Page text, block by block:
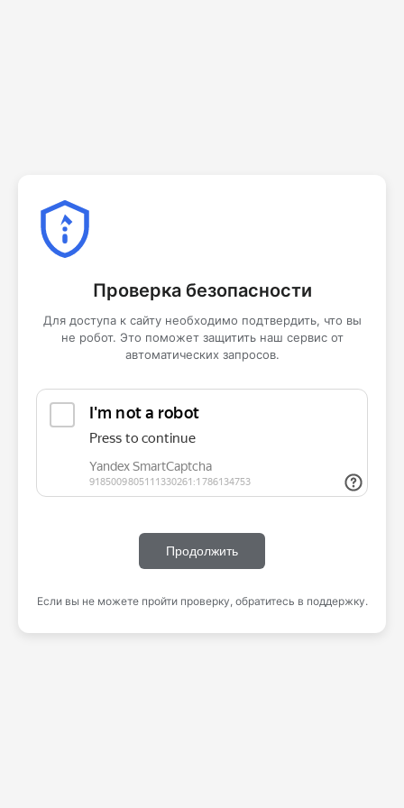
Проверка безопасности
Для доступа к сайту необходимо подтвердить, что вы
не робот. Это поможет защитить наш сервис от
автоматических запросов.
Продолжить
Если вы не можете пройти проверку, обратитесь в поддержку.